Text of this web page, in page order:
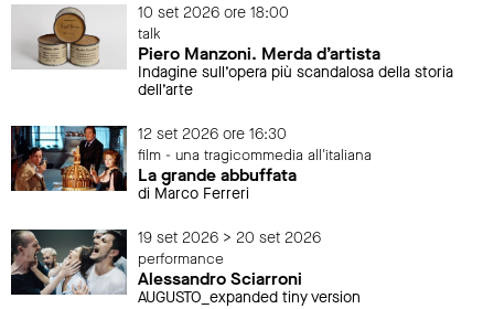
10 set 2026 ore 18:00
talk
Piero Manzoni. Merda d’artista
Indagine sull’opera più scandalosa della storia
dell’arte
12 set 2026 ore 16:30
film - una tragicommedia all'italiana
La grande abbuffata
di Marco Ferreri
19 set 2026 > 20 set 2026
performance
Alessandro Sciarroni
AUGUSTO_expanded tiny version